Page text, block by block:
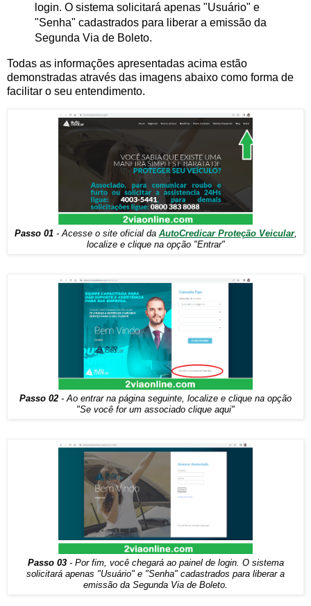
login. O sistema solicitará apenas "Usuário" e
"Senha" cadastrados para liberar a emissão da
Segunda Via de Boleto.
Todas as informações apresentadas acima estão
demonstradas através das imagens abaixo como forma de
facilitar o seu entendimento.
Passo 01- Acesse o site oficial da AutoCredicar Proteção Veicular,
localize e clique na opção "Entrar"
Passo 02 - Ao entrar na página seguinte, localize e clique na opção
"Se você for um associado clique aqui"
Passo 03 - Por fim, você chegará ao painel de login. O sistema
solicitará apenas "Usuário" e "Senha" cadastrados para liberar a
emissão da Segunda Via de Boleto.